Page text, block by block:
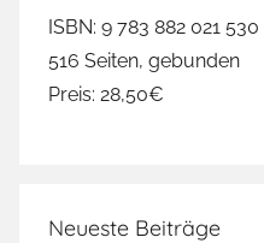
ISBN: 9 783 882 021 530
516 Seiten, gebunden
Preis: 28,50€
Neueste Beiträge